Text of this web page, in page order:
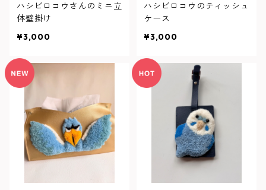
ハシビロコウさんのミニ立
体壁掛け
¥3,000
ハシビロコウのティッシュ
ケース
¥3,000